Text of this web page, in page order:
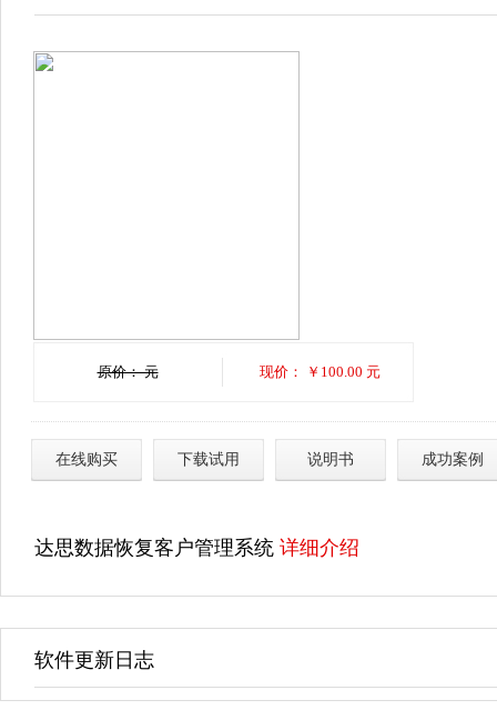
原价： 元 现价： ￥100.00 元
在线购买 下载试用 说明书 成功案例
达思数据恢复客户管理系统 详细介绍
软件更新日志